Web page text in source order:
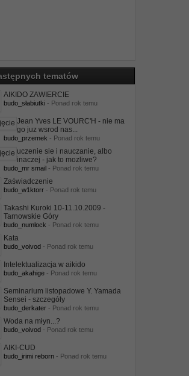
tematów
AIKIDO ZAWIERCIE
budo_słabiutki- Ponad rok temu
Jean Yves LE VOURC'H - nie ma
go juz wsrod nas...
budo_przemek - Ponad rok temu
uczenie sie i nauczanie, albo
inaczej - jak to mozliwe?
budo_mr smail - Ponad rok temu
Zaświadczenie
budo_w1ktorr- Ponad rok temu
Takashi Kuroki 10-11.10.2009 -
Tarnowskie Góry
budo_numlock - Ponad rok temu
Kata
budo_voivod - Ponad rok temu
Intelektualizacja w aikido
budo_akahige- Ponad rok temu
Seminarium listopadowe Y. Yamada
Sensei - szczegóły
budo_derkater- Ponad rok temu
Woda na młyn...?
budo_voivod - Ponad rok temu
AIKI-CUD
budo_irimi reborn- Ponad rok temu